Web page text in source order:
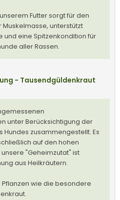
Futter sorgt für den
unterstützt
und eine Spitzenkondition für
aller Rassen.
- Tausendgüldenkraut
unter Berücksichtigung der
Hundes zusammengestellt. Es
auf den hohen
"Geheimzutat" ist
aus Heilkräutern.
wie die besondere